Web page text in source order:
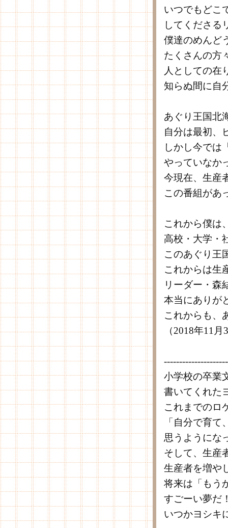
いつでもどこ
してくださる
僕達のめんど
たくさんの方
人としての在
知らぬ間に自
あぐり王国北
自分は最初、
しかし今では
やっていなか
今現在、生産
この番組があ
これから僕は
高校・大学・
このあぐり王
これからは生
リーダー・森
本当にありが
これからも、
（2018年11
小学校の卒業
書いてくれた
これまでのロ
「自分で育
思うようにな
そして、生産
生産者を増や
将来は「もう
すごーい夢だ
いつかヨシキ